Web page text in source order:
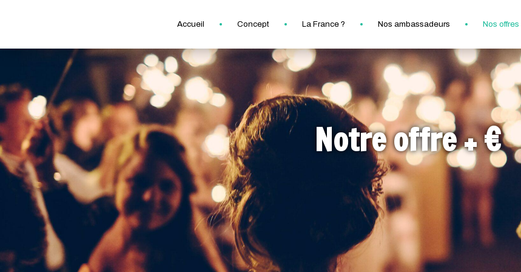
Accueil Concept La France ? Nos ambassadeurs Nos offres
Notre offre + €